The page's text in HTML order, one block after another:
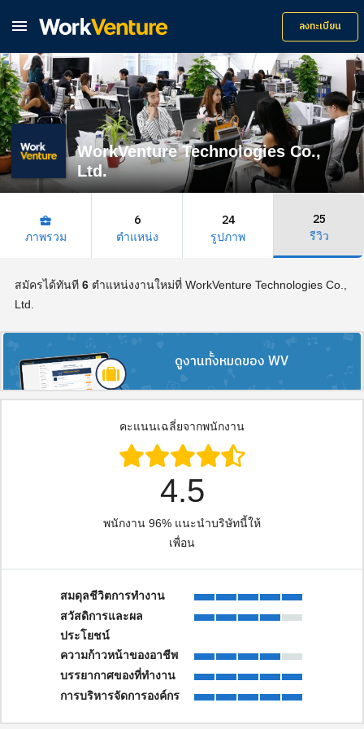
 ลงทะเบียน
WorkVenture Technologies Co.,
Ltd.
business_center
ภาพรวม
6
ตำแหน่ง
24
รูปภาพ
25
รีวิว
สมัครได้ทันที 6 ตำแหน่งงานใหม่ที่ WorkVenture Technologies Co.,
Ltd.
ดูงานทั้งหมดของ WV
คะแนนเฉลี่ยจากพนักงาน
4.5
พนักงาน 96% แนะนำบริษัทนี้ให้
เพื่อน
สมดุลชีวิตการทํางาน
สวัสดิการและผล
ประโยชน์
ความก้าวหน้าของอาชีพ
บรรยากาศของที่ทํางาน
การบริหารจัดการองค์กร